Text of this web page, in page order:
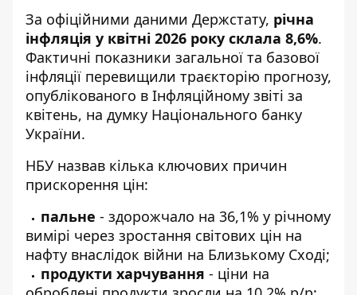
За офіційними даними Держстату, річна
інфляція у квітні 2026 року склала 8,6%.
Фактичні показники загальної та базової
інфляції перевищили траєкторію прогнозу,
опублікованого в Інфляційному звіті за
квітень, на думку Національного банку
України.
НБУ назвав кілька ключових причин
прискорення цін:
пальне - здорожчало на 36,1% у річному
вимірі через зростання світових цін на
нафту внаслідок війни на Близькому Сході;
продукти харчування - ціни на